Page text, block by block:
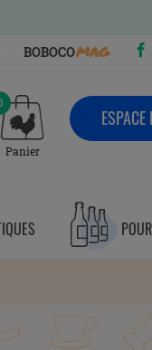
BOBOCOmag
Panier
ESPACE